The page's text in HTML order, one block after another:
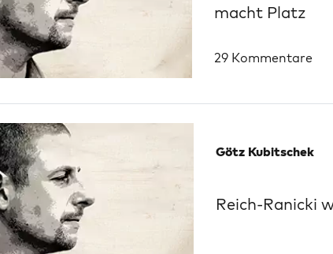
macht Platz
29 Kommentare
Götz Kubitschek
Reich-Ranicki